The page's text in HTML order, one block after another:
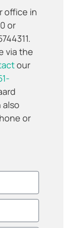
office in
or
via the
our
also
or